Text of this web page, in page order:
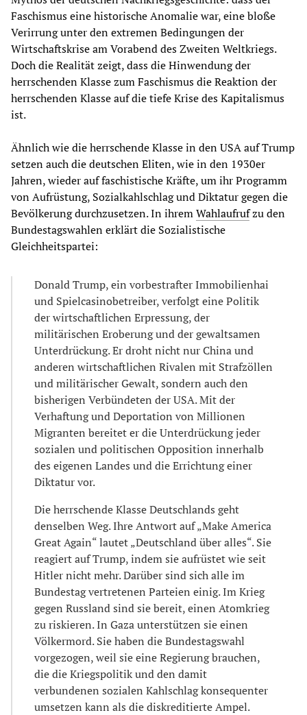
Faschismus eine historische Anomalie war, eine bloße
Verirrung unter den extremen Bedingungen der
Wirtschaftskrise am Vorabend des Zweiten Weltkriegs.
Doch die Realität zeigt, dass die Hinwendung der
herrschenden Klasse zum Faschismus die Reaktion der
herrschenden Klasse auf die tiefe Krise des Kapitalismus
ist.
Ähnlich wie die herrschende Klasse in den USA auf Trump
setzen auch die deutschen Eliten, wie in den 1930er
Jahren, wieder auf faschistische Kräfte, um ihr Programm
von Aufrüstung, Sozialkahlschlag und Diktatur gegen die
Bevölkerung durchzusetzen. In ihremWahlaufrufzu den
Bundestagswahlen erklärt die Sozialistische
Gleichheitspartei:
Donald Trump, ein vorbestrafter Immobilienhai
und Spielcasinobetreiber, verfolgt eine Politik
der wirtschaftlichen Erpressung, der
militärischen Eroberung und der gewaltsamen
Unterdrückung. Er droht nicht nur China und
anderen wirtschaftlichen Rivalen mit Strafzöllen
und militärischer Gewalt, sondern auch den
bisherigen Verbündeten der USA. Mit der
Verhaftung und Deportation von Millionen
Migranten bereitet er die Unterdrückung jeder
sozialen und politischen Opposition innerhalb
des eigenen Landes und die Errichtung einer
Diktatur vor.
Die herrschende Klasse Deutschlands geht
denselben Weg. Ihre Antwort auf „Make America
Great Again“ lautet „Deutschland über alles“. Sie
reagiert auf Trump, indem sie aufrüstet wie seit
Hitler nicht mehr. Darüber sind sich alle im
Bundestag vertretenen Parteien einig. Im Krieg
gegen Russland sind sie bereit, einen Atomkrieg
zu riskieren. In Gaza unterstützen sie einen
Völkermord. Sie haben die Bundestagswahl
vorgezogen, weil sie eine Regierung brauchen,
die die Kriegspolitik und den damit
verbundenen sozialen Kahlschlag konsequenter
umsetzen kann als die diskreditierte Ampel.